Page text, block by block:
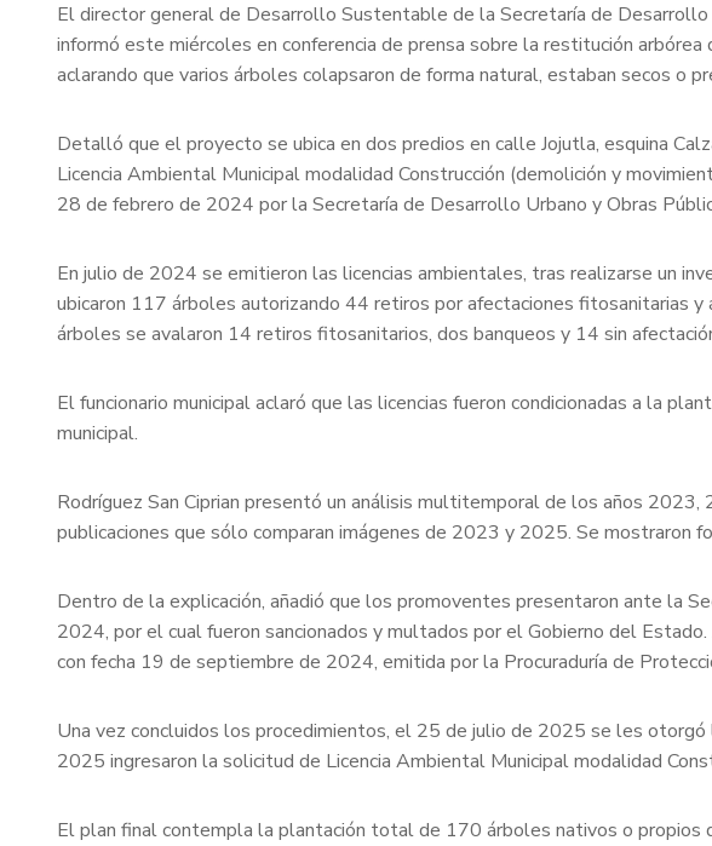
El director general de Desarrollo Sustentable de la Secretaría de
informó este miércoles en conferencia de prensa sobre la restitución
aclarando que varios árboles colapsaron de forma natural, estaban secos o
Detalló que el proyecto se ubica en dos predios en calle Jojutla, esquina
Licencia Ambiental Municipal modalidad Construcción (demolición y
28 de febrero de 2024 por la Secretaría de Desarrollo Urbano y Obras
En julio de 2024 se emitieron las licencias ambientales, tras realizarse un
ubicaron 117 árboles autorizando 44 retiros por afectaciones fitosanitarias
árboles se avalaron 14 retiros fitosanitarios, dos banqueos y 14 sin
El funcionario municipal aclaró que las licencias fueron condicionadas a la
municipal.
Rodríguez San Ciprian presentó un análisis multitemporal de los años
publicaciones que sólo comparan imágenes de 2023 y 2025. Se mostraron
Dentro de la explicación, añadió que los promoventes presentaron ante la
2024, por el cual fueron sancionados y multados por el Gobierno del
con fecha 19 de septiembre de 2024, emitida por la Procuraduría de
Una vez concluidos los procedimientos, el 25 de julio de 2025 se les
2025 ingresaron la solicitud de Licencia Ambiental Municipal modalidad
El plan final contempla la plantación total de 170 árboles nativos o propios